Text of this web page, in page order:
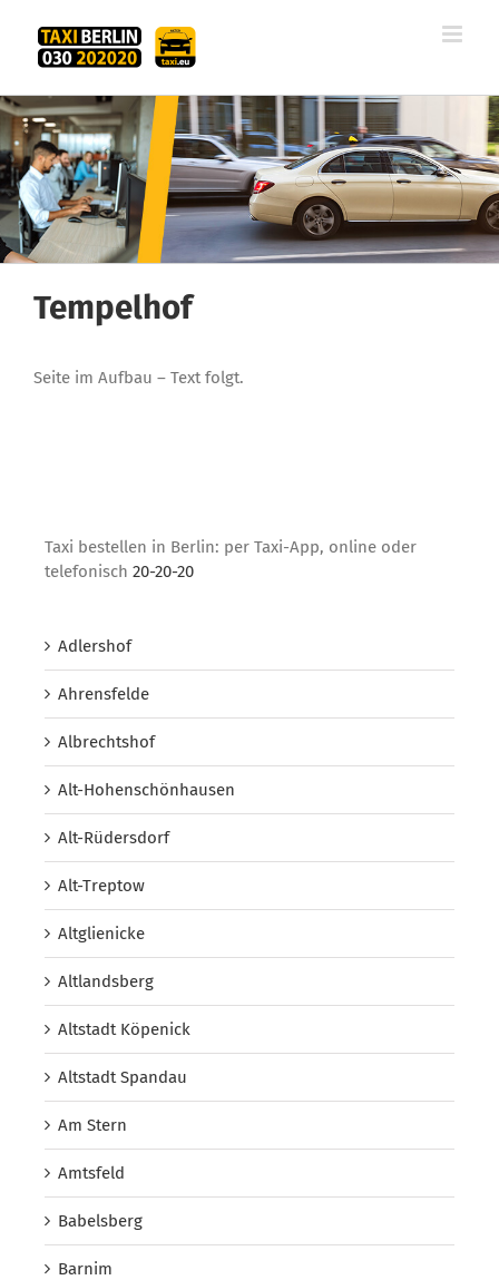
Inhalt
springen
Tempelhof
Seite im Aufbau – Text folgt.
Taxi bestellen in Berlin: per Taxi-App, online oder
telefonisch 20-20-20
Adlershof
Ahrensfelde
Albrechtshof
Alt-Hohenschönhausen
Alt-Rüdersdorf
Alt-Treptow
Altglienicke
Altlandsberg
Altstadt Köpenick
Altstadt Spandau
Am Stern
Amtsfeld
Babelsberg
Barnim